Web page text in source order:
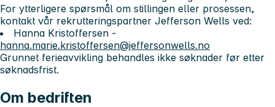
For ytterligere spørsmål om stillingen eller prosessen,
kontakt vår rekrutteringspartner Jefferson Wells ved:
Hanna Kristoffersen -
hanna.marie.kristoffersen@jeffersonwells.no
Grunnet ferieavvikling behandles ikke søknader før etter
søknadsfrist.
Om bedriften